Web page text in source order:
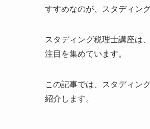
すすめなのが、スタディング
スタディング税理士講座は
注目を集めています。
この記事では、スタディン
紹介します。